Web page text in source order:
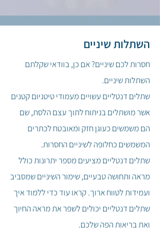
השתלות שיניים
חסרות לכם שיניים? אם כן, בוודאי שקלתם
השתלות שיניים.
שתלים דנטליים עשויים מעמודי טיטניום קטנים
אשר מושתלים בניתוח לתוך עצם הלסת, שם
הם משמשים כעוגן חזק ומאובטח לכתרים
המשמשים כחלופה לשיניים החסרות.
שתלים דנטליים מציעים מספר יתרונות כולל
מראה ותחושה טבעיים, שימור השיניים שמסביב
ועמידות לטווח ארוך.קראו עוד כדי ללמוד איך
שתלים דנטליים יכולים לשפר את מראה החיוך
ואת בריאות הפה שלכם.